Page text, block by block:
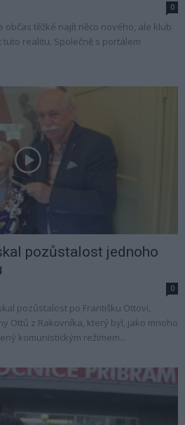
0
občas těžké najít něco nového, ale klub
tuto realitu. Společně s portálem
pozůstalost jednoho
0
pozůstalost po Františku Ottovi,
Ottů z Rakovníka, který byl, jako mnoho
komunistickým režimem...